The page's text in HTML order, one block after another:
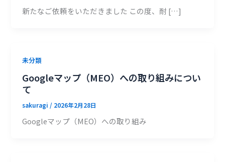
新たなご依頼をいただきました この度、耐 […]
未分類
Googleマップ（MEO）への取り組みについ
て
sakuragi / 2026年2月28日
Googleマップ（MEO）への取り組み